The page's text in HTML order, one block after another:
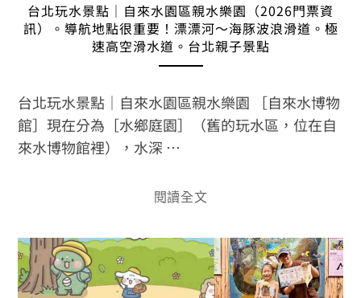
台北玩水景點｜自來水園區親水樂園（2026門票資
訊）。導航地點很重要！漂漂河～海豚波浪滑道。極
速高空滑水道。台北親子景點
台北玩水景點｜自來水園區親水樂園 ［自來水博物
館］現在分為［水鄉庭園］（舊的玩水區，位在自
來水博物館裡），水深 …
閱讀全文